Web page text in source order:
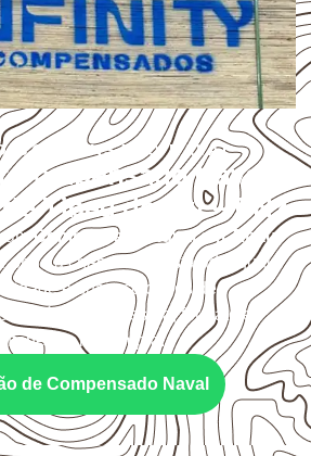
COMPENSADO NAVAL
Naval
Tibau do Sul – RN?
Compensado Naval em Tibau
onde a chapa será instalada, qual
e quais cuidados de
Espessura, formato e
na compra.
de Compensado Naval